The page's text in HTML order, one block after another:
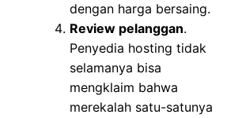
dengan harga bersaing.
Review pelanggan.
Penyedia hosting tidak
selamanya bisa
mengklaim bahwa
merekalah satu-satunya